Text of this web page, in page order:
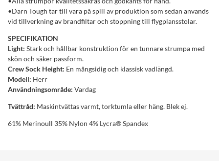
•Darn Tough tar till vara på spill av produktion som sedan används
vid tillverkning av brandfiltar och stoppning till flygplansstolar.
SPECIFIKATION
Light: Stark och hållbar konstruktion för en tunnare strumpa med
skön och säker passform.
Crew Sock Height: En mångsidig och klassisk vadlängd.
Modell: Herr
Användningsområde: Vardag
Tvättråd: Maskintvättas varmt, torktumla eller häng. Blek ej.
61% Merinoull 35% Nylon 4% Lycra® Spandex